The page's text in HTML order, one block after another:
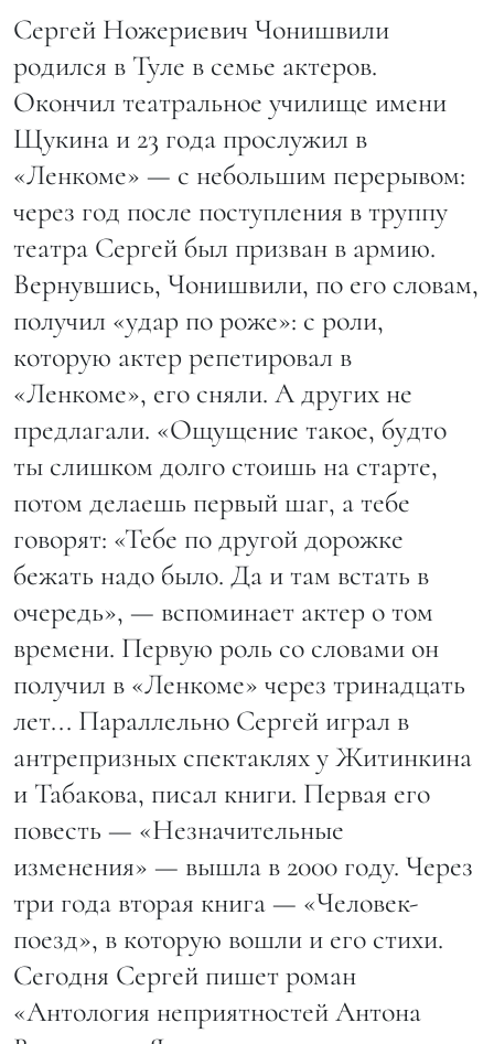
Сергей Ножериевич Чонишвили
родился в Туле в семье актеров.
Окончил театральное училище имени
Щукина и 23 года прослужил в
«Ленкоме» — с небольшим перерывом:
через год после поступления в труппу
театра Сергей был призван в армию.
Вернувшись, Чонишвили, по его словам,
получил «удар по роже»: с роли,
которую актер репетировал в
«Ленкоме», его сняли. А других не
предлагали. «Ощущение такое, будто
ты слишком долго стоишь на старте,
потом делаешь первый шаг, а тебе
говорят: «Тебе по другой дорожке
бежать надо было. Да и там встать в
очередь», — вспоминает актер о том
времени. Первую роль со словами он
получил в «Ленкоме» через тринадцать
лет... Параллельно Сергей играл в
антрепризных спектаклях у Житинкина
и Табакова, писал книги. Первая его
повесть — «Незначительные
изменения» — вышла в 2000 году. Через
три года вторая книга — «Человек-
поезд», в которую вошли и его стихи.
Сегодня Сергей пишет роман
«Антология неприятностей Антона